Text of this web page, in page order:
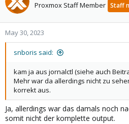
Proxmox Staff Member Staff
May 30, 2023
snboris said:
kam ja aus jornalctl (siehe auch
Mehr war da allerdings nicht zu
korrekt aus.
Ja, allerdings war das damals noch
somit nicht der komplette output.